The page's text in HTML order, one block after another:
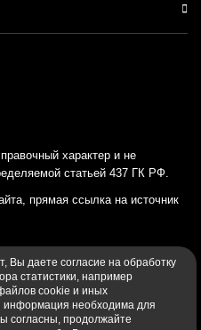
характер и не
статьей 437 ГК РФ.
прямая ссылка на источник
Вы даете согласие на обработку
статистики, например
cookie и иных
информация необходима для
согласны, продолжайте